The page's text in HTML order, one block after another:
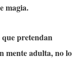
magia.
pretendan
mente adulta, no lo